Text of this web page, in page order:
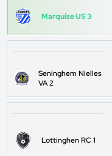
Marquise US 3
Seninghem Nielles
VA 2
Lottinghen RC 1